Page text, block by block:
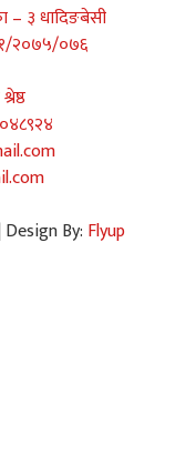
– ३ धादिङबेसी
२०७५/०७६
By: Flyup